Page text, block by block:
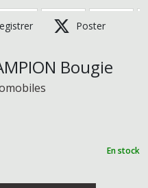
Poster
Bougie
En stock